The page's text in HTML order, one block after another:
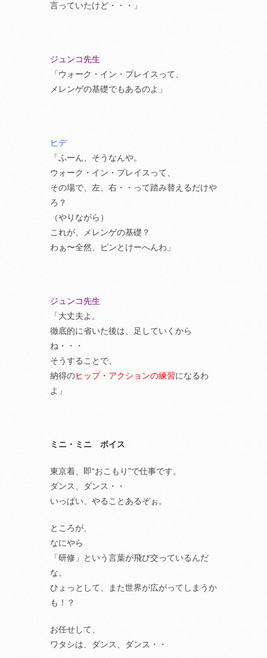
言っていたけど・・・」
ジュンコ先生
「ウォーク・イン・プレイスって、
メレンゲの基礎でもあるのよ」
ヒデ
「ふーん、そうなんや。
ウォーク・イン・プレイスって、
その場で、左、右・・って踏み替えるだけや
ろ？
（やりながら）
これが、メレンゲの基礎？
わぁ〜全然、ピンとけーへんわ」
ジュンコ先生
「大丈夫よ。
徹底的に省いた後は、足していくから
ね・・・
そうすることで、
納得のヒップ・アクションの練習になるわ
よ」
ミニ・ミニ ボイス
東京着、即“おこもり”で仕事です。
ダンス、ダンス・・
いっぱい、やることあるぞぉ。
ところが、
なにやら
「研修」という言葉が飛び交っているんだ
な。
ひょっとして、また世界が広がってしまうか
も！？
お任せして、
ワタシは、ダンス、ダンス・・